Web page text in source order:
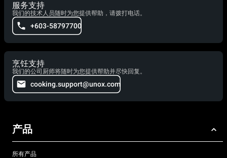
服务支持
我们的技术人员随时为您提供帮助，请拨打电话。
+603-58797700
烹饪支持
我们的公司厨师将随时为您提供帮助并尽快回复。
cooking.support@unox.com
产品
所有产品